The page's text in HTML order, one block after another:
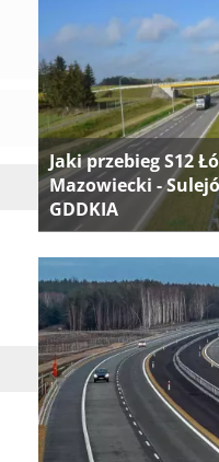
Jaki przebieg S12
Mazowiecki -
GDDKIA